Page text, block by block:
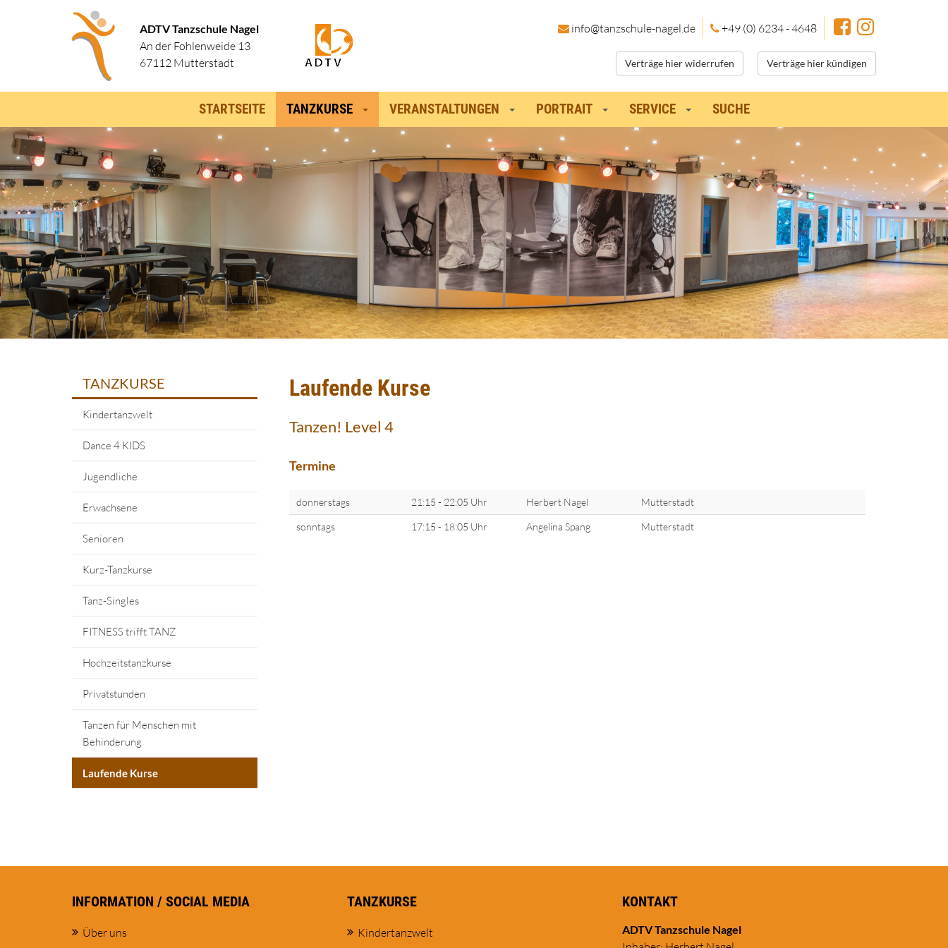
ADTV Tanzschule Nagel
An der Fohlenweide 13
67112 Mutterstadt
info@tanzschule-nagel.de +49 (0) 6234 - 4648
Verträge hier widerrufen Verträge hier kündigen
STARTSEITE TANZKURSE VERANSTALTUNGEN PORTRAIT SERVICE SUCHE
Laufende Kurse
Tanzen! Level 4
Termine
donnerstags 21:15 - 22:05 Uhr Herbert Nagel Mutterstadt
sonntags 17:15 - 18:05 Uhr Angelina Spang Mutterstadt
TANZKURSE
Kindertanzwelt
Dance 4 KIDS
Jugendliche
Erwachsene
Senioren
Kurz-Tanzkurse
Tanz-Singles
FITNESS trifft TANZ
Hochzeitstanzkurse
Privatstunden
Tanzen für Menschen mit
Behinderung
Laufende Kurse
INFORMATION / SOCIAL MEDIA
Über uns
TANZKURSE
Kindertanzwelt
KONTAKT
ADTV Tanzschule Nagel